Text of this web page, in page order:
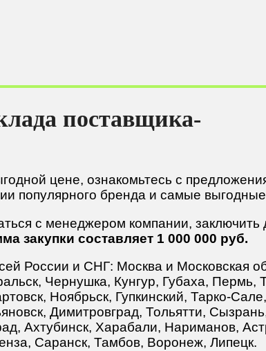
поставщика-
цене, ознакомьтесь с
популярного бренда и самые
с менеджером компании, заключить
закупки составляет 1 000 000 руб.
России и СНГ: Москва и Московская
Чернушка, Кунгур, Губаха, Пермь,
Ноябрьск, Гупкинский, Тарко-
Димитровград, Тольятти,
Ахтубинск, Харабали, Нариманов,
Саранск, Тамбов, Воронеж, Липецк.